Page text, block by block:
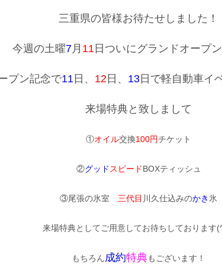
三重県の皆様お待たせしました！
今週の土曜7月 11 日ついにグランドオープン
プン記念で11 日、 12 日、 13 日で軽自動車イ
来場特典と致しまして
①オイル交換100円チケット
②グッド スピードBOXティッシュ
③尾張の氷室 三代目 川久仕込みのかき 氷
来場特典としてご用意してお待ちしております
もちろん成約特典もございます！